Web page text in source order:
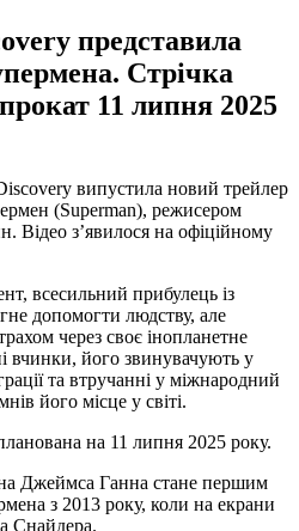
представила
Стрічка
11 липня 2025
випустила новий трейлер
(Superman), режисером
Відео з’явилося на офіційному
всесильний прибулець із
допомогти людству, але
через своє інопланетне
вчинки, його звинувачують у
та втручанні у міжнародний
його місце у світі.
на 11 липня 2025 року.
Джеймса Ганна стане першим
з 2013 року, коли на екрани
Снайдера.